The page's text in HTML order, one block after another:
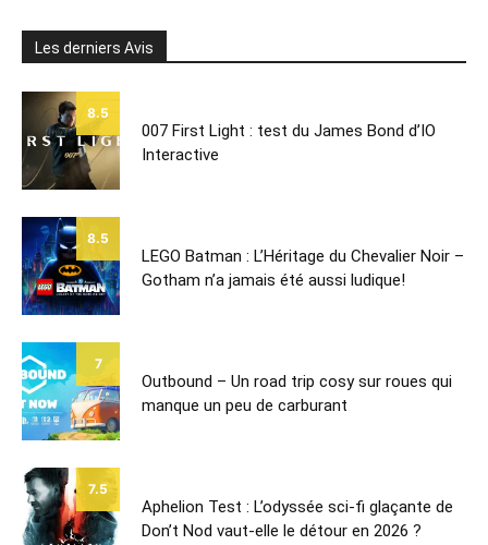
Les derniers Avis
8.5
007 First Light : test du James Bond d’IO
Interactive
8.5
LEGO Batman : L’Héritage du Chevalier Noir –
Gotham n’a jamais été aussi ludique!
7
Outbound – Un road trip cosy sur roues qui
manque un peu de carburant
7.5
Aphelion Test : L’odyssée sci-fi glaçante de
Don’t Nod vaut-elle le détour en 2026 ?